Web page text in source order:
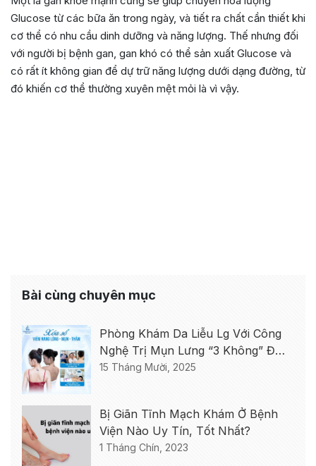
Glucose từ các bữa ăn trong ngày, và tiết ra chất cần thiết khi
cơ thể có nhu cầu dinh dưỡng và năng lượng. Thế nhưng đối
với người bị bệnh gan, gan khó có thể sản xuất Glucose và
có rất ít không gian để dự trữ năng lượng dưới dạng đường, từ
đó khiến cơ thể thường xuyên mệt mỏi là vì vậy.
Bài cùng chuyên mục
Phòng Khám Da Liễu Lg Với Công
Nghệ Trị Mụn Lưng “3 Không” Độc
Quyền
15 Tháng Mười, 2025
Bị Giãn Tĩnh Mạch Khám Ở Bệnh
Viện Nào Uy Tín, Tốt Nhất?
1 Tháng Chín, 2023